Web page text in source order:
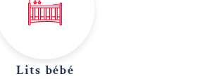
Lits bébé